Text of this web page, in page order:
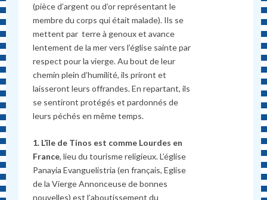
(pièce d’argent ou d’or représentant le
membre du corps qui était malade). Ils se
mettent par terre à genoux et avance
lentement de la mer vers l’église sainte par
respect pour la vierge. Au bout de leur
chemin plein d’humilité, ils priront et
laisseront leurs offrandes. En repartant, ils
se sentiront protégés et pardonnés de
leurs péchés en même temps.
1. L’île de Tinos est comme Lourdes en
France, lieu du tourisme religieux. L’église
Panayia Evanguelistria (en français, Eglise
de la Vierge Annonceuse de bonnes
nouvelles) est l’aboutissement du